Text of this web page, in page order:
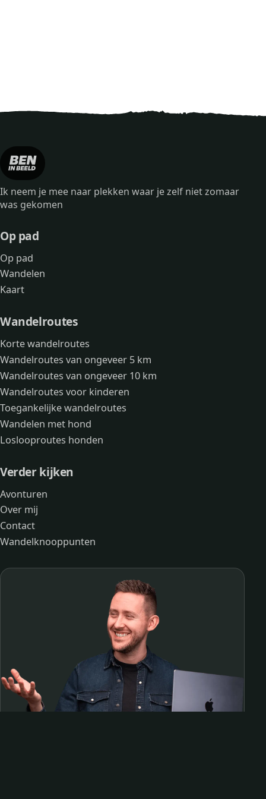
Ik neem je mee naar plekken waar je zelf niet zomaar
was gekomen
Op pad
Op pad
Wandelen
Kaart
Wandelroutes
Korte wandelroutes
Wandelroutes van ongeveer 5 km
Wandelroutes van ongeveer 10 km
Wandelroutes voor kinderen
Toegankelijke wandelroutes
Wandelen met hond
Loslooproutes honden
Verder kijken
Avonturen
Over mij
Contact
Wandelknooppunten